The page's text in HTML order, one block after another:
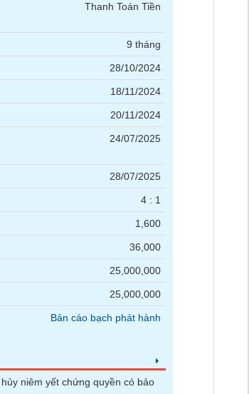
Thanh Toán Tiền
9 tháng
28/10/2024
18/11/2024
20/11/2024
24/07/2025
28/07/2025
4 : 1
1,600
36,000
25,000,000
25,000,000
Bản cáo bạch phát hành
niêm yết chứng quyền có bảo